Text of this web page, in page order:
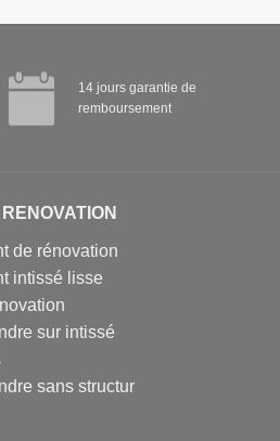
14 jours garantie de
remboursement
de rénovation
intissé lisse
sur intissé
sans structur